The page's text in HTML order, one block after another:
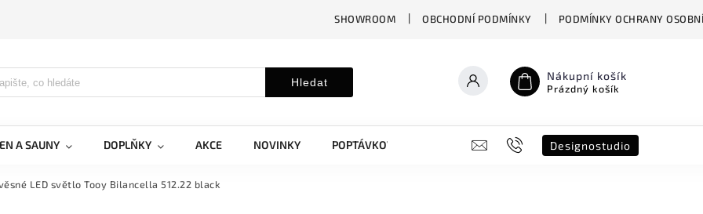
SHOWROOM OBCHODNÍ PODMÍNKY PODMÍNKY OCHRANY
Hledat Nákupní košík
Prázdný košík
A SAUNY DOPLŇKY AKCE NOVINKY POPTÁVKOVÝ FORMULÁŘ B2B SHOWROOM
Designostudio
LED světlo Tooy Bilancella 512.22 black